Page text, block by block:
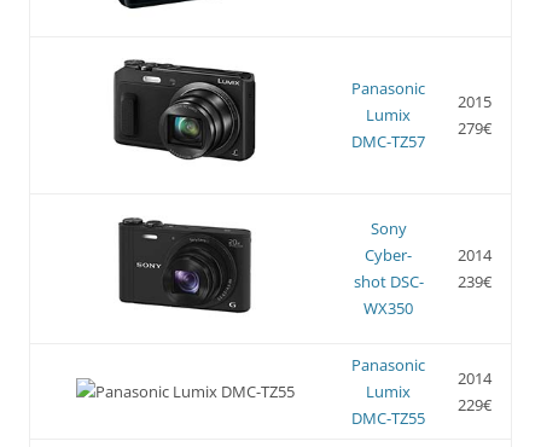
Panasonic
Lumix
DMC-TZ57
2015
279€
Sony
Cyber-
shot DSC-
WX350
2014
239€
Panasonic
Lumix
DMC-TZ55
2014
229€